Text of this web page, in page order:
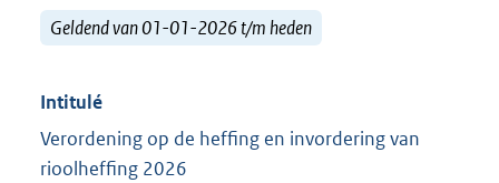
Geldend van 01-01-2026 t/m heden
Intitulé
Verordening op de heffing en invordering van
rioolheffing 2026